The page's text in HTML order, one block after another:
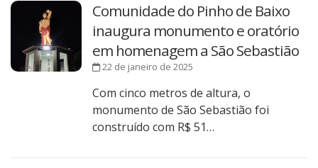
Comunidade do Pinho de Baixo
inaugura monumento e oratório
em homenagem a São Sebastião
22 de janeiro de 2025
Com cinco metros de altura, o
monumento de São Sebastião foi
construído com R$ 51…